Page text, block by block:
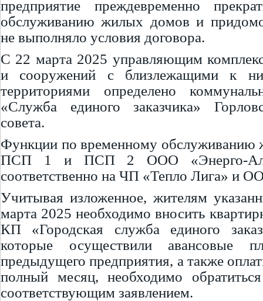
предприятие преждевременно
обслуживанию жилых домов и
не выполняло условия договора.
С 22 марта 2025 управляющим
и сооружений с близлежащими к
территориями определено
«Служба единого заказчика»
совета.
Функции по временному обслуживанию
ПСП 1 и ПСП 2 ООО «Энерго-
соответственно на ЧП «Тепло Лига» и
Учитывая изложенное, жителям
марта 2025 необходимо вносить
КП «Городская служба единого
которые осуществили авансовые
предыдущего предприятия, а также
полный месяц, необходимо
соответствующим заявлением.